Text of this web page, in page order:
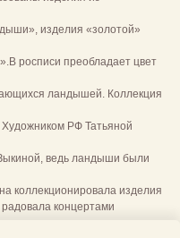
изделия «золотой»
росписи преобладает цвет
ландышей. Коллекция
РФ Татьяной
ведь ландыши были
коллекционировала изделия
концертами